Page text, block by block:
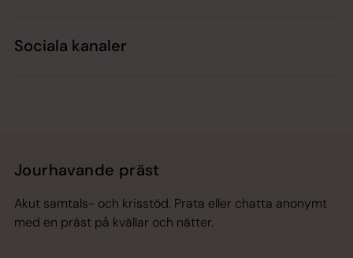
Sociala kanaler
Jourhavande präst
Akut samtals- och krisstöd. Prata eller chatta anonymt
med en präst på kvällar och nätter.